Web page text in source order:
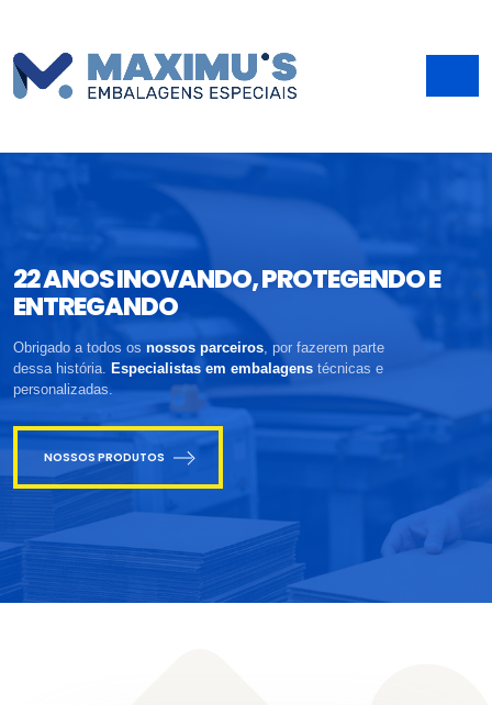
22 ANOS INOVANDO, PROTEGENDO E
ENTREGANDO
Obrigado a todos os nossos parceiros, por fazerem parte
dessa história. Especialistas em embalagens técnicas e
personalizadas.
NOSSOS PRODUTOS